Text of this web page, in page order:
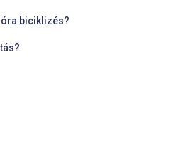
óra biciklizés?